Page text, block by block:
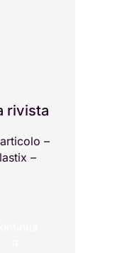
rivista
–
–